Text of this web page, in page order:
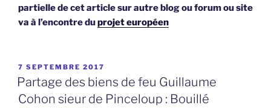
partielle de cet article sur autre blog ou forum ou site
va à l’encontre duprojet européen
PUBLIÉ
LE
7 SEPTEMBRE 2017
Partage des biens de feu Guillaume
Cohon sieur de Pinceloup : Bouillé